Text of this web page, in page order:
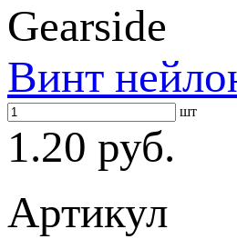
Gearside
Винт
шт
1.20 руб.
Артикул